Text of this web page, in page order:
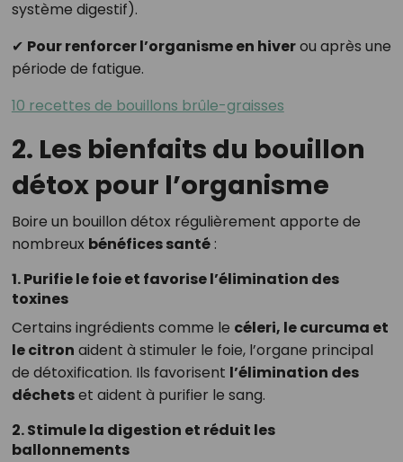
système digestif).
✔ Pour renforcer l’organisme en hiverou après une
période de fatigue.
10 recettes de bouillons brûle-graisses
2. Les bienfaits du bouillon
détox pour l’organisme
Boire un bouillon détox régulièrement apporte de
nombreux bénéfices santé:
1. Purifie le foie et favorise l’élimination des
toxines
Certains ingrédients comme le céleri, le curcuma et
le citron aident à stimuler le foie, l’organe principal
de détoxification. Ils favorisent l’élimination des
déchetset aident à purifier le sang.
2. Stimule la digestion et réduit les
ballonnements